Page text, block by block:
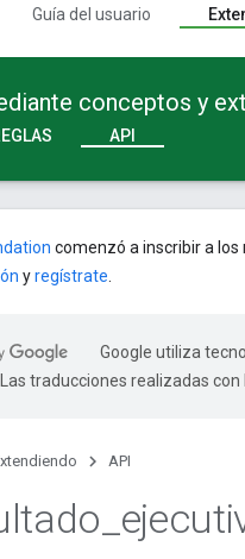
Guía del usuario
conceptos y
API
comenzó a inscribir a
yregístrate
Google utiliza
traducciones realizadas con
API